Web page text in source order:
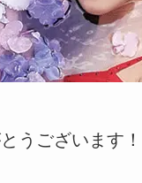
うございます！